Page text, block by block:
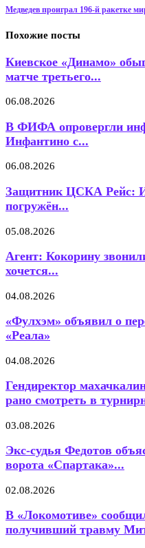
Медведев проиграл 196-й ракетке
Похожие посты
Киевское «Динамо»
матче третьего...
06.08.2026
В ФИФА опровергли
Инфантино с...
06.08.2026
Защитник ЦСКА Рейс:
погружён...
05.08.2026
Агент: Кокорину
хочется...
04.08.2026
«Фулхэм» объявил о
«Реала»
04.08.2026
Гендиректор
рано смотреть в
03.08.2026
Экс-судья Федотов
ворота «Спартака»...
02.08.2026
В «Локомотиве»
получивший травму